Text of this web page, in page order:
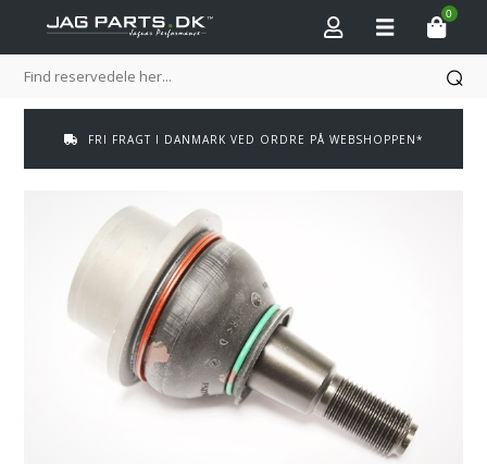
0
FRI FRAGT I DANMARK VED ORDRE PÅ WEBSHOPPEN*